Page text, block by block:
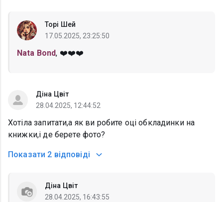
Торі Шей
17.05.2025, 23:25:50
Nata Bond, ❤️❤️❤️
Діна Цвіт
28.04.2025, 12:44:52
Хотіла запитати,а як ви робите оці обкладинки на
книжки,і де берете фото?
Показати 2 відповіді
Діна Цвіт
28.04.2025, 16:43:55